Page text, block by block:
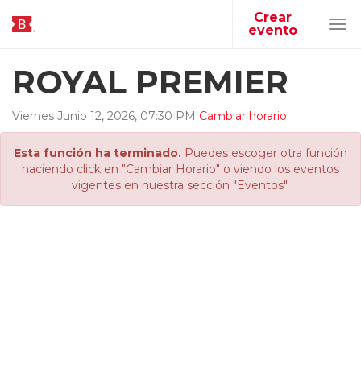
Crear
evento
ROYAL PREMIER
Viernes Junio 12, 2026, 07:30 PM Cambiar horario
Esta función ha terminado. Puedes escoger otra función
haciendo click en "Cambiar Horario" o viendo los eventos
vigentes en nuestra sección "Eventos".